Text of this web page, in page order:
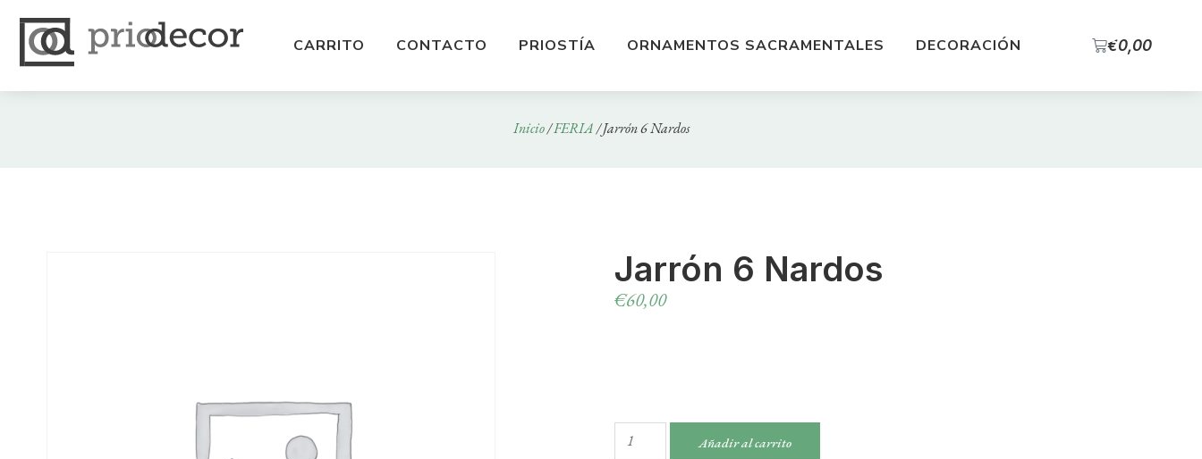
CARRITO CONTACTO PRIOSTÍA ORNAMENTOS SACRAMENTALES DECORACIÓN €0,00
Inicio/FERIA/ Jarrón 6 Nardos
Jarrón 6 Nardos
€60,00
Añadir al carrito